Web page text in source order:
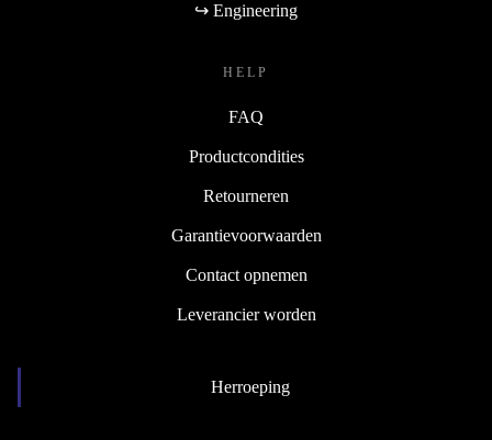
↪ Engineering
HELP
FAQ
Productcondities
Retourneren
Garantievoorwaarden
Contact opnemen
Leverancier worden
Herroeping